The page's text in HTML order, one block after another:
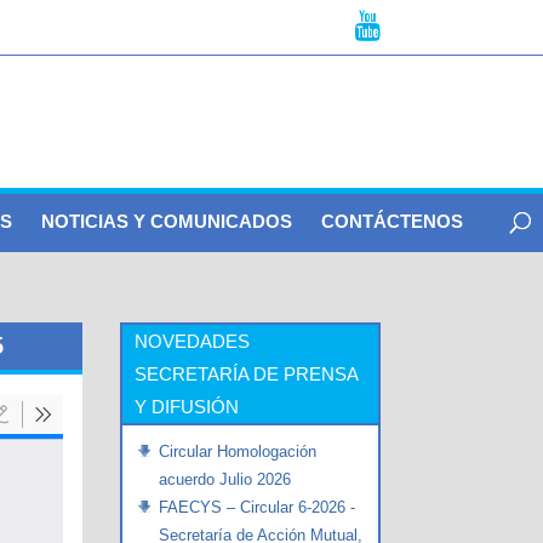
NOTICIAS Y COMUNICADOS CONTÁCTENOS
NOVEDADES
SECRETARÍA DE PRENSA
Y DIFUSIÓN
Circular Homologación
acuerdo Julio 2026
FAECYS – Circular 6-2026 -
Secretaría de Acción Mutual,